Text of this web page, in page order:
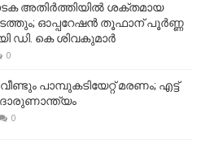
അതിർത്തിയിൽ ശക്തമായ
ഓപ്പറേഷൻ തൂഫാന് പൂർണ്ണ
ഡി. കെ ശിവകുമാർ
0
പാമ്പുകടിയേറ്റ് മരണം; എട്ട്
0